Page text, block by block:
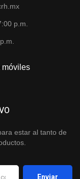
p.m.
móviles
estar al tanto de